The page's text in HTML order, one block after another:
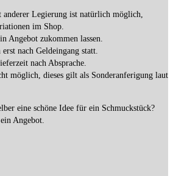
Legierung ist natürlich möglich,
im Shop.
Angebot zukommen lassen.
nach Geldeingang statt.
nach Absprache.
möglich, dieses gilt als Sonderanferigung laut
eine schöne Idee für ein Schmuckstück?
Angebot.